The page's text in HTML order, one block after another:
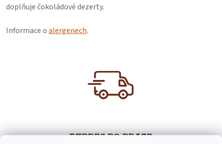
doplňuje čokoládové dezerty.
Informace oalergenech.
EXPRES PO PRAZE